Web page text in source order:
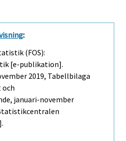
:
(FOS):
[e-publikation].
2019, Tabellbilaga
och
januari-november